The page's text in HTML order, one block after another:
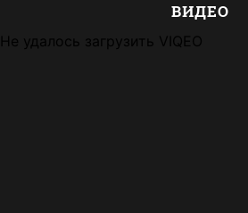
ВИДЕО
Не удалось загрузить VIQEO